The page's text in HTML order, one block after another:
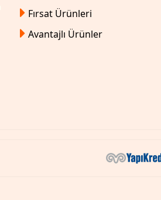
Fırsat Ürünleri
Avantajlı Ürünler